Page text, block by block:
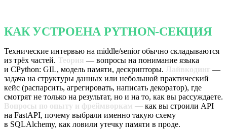
КАК УСТРОЕНА PYTHON-СЕКЦИЯ
Технические интервью на middle/senior обычно складываются
из трёх частей. Теория — вопросы на понимание языка
и CPython: GIL, модель памяти, дескрипторы. Лайвкодинг —
задача на структуры данных или небольшой практический
кейс (распарсить, агрегировать, написать декоратор), где
смотрят не только на результат, но и на то, как вы рассуждаете.
Вопросы по опыту и фреймворкам — как вы строили API
на FastAPI, почему выбрали именно такую схему
в SQLAlchemy, как ловили утечку памяти в проде.